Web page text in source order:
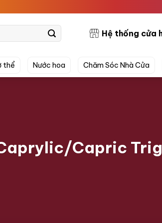
Hệ thống cửa
thể Nước hoa Chăm Sóc Nhà Cửa
Capric